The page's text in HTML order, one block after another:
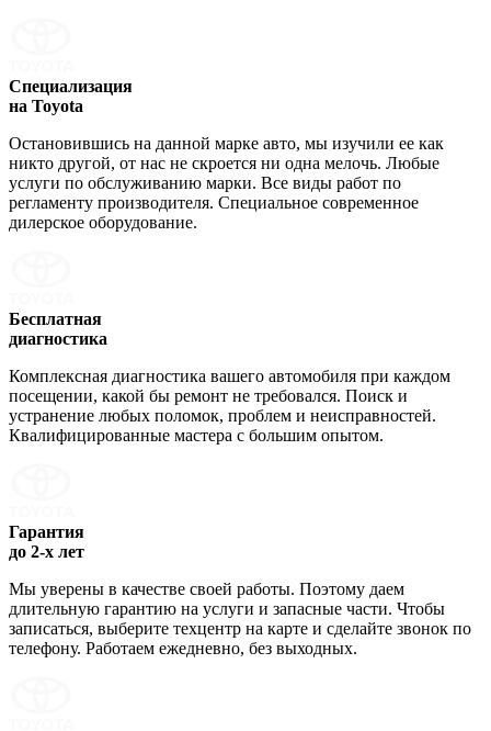
Специализация
на Toyota
Остановившись на данной марке авто, мы изучили ее как
никто другой, от нас не скроется ни одна мелочь. Любые
услуги по обслуживанию марки. Все виды работ по
регламенту производителя. Специальное современное
дилерское оборудование.
Бесплатная
диагностика
Комплексная диагностика вашего автомобиля при каждом
посещении, какой бы ремонт не требовался. Поиск и
устранение любых поломок, проблем и неисправностей.
Квалифицированные мастера с большим опытом.
Гарантия
до 2-х лет
Мы уверены в качестве своей работы. Поэтому даем
длительную гарантию на услуги и запасные части. Чтобы
записаться, выберите техцентр на карте и сделайте звонок по
телефону. Работаем ежедневно, без выходных.